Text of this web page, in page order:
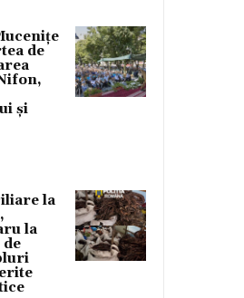
de
și
la
la